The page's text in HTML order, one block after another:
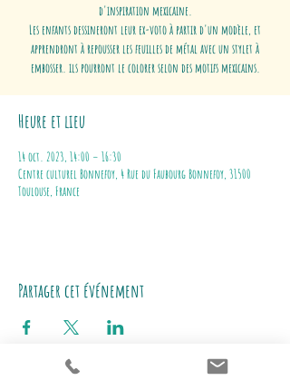
d'inspiration mexicaine.
Les enfants dessineront leur ex-voto à partir d'un modèle, et
apprendront à repousser les feuilles de métal avec un stylet à
embosser. ils pourront le colorer selon des motifs mexicains.
Heure et lieu
14 oct. 2023, 14:00 – 16:30
Centre culturel Bonnefoy, 4 Rue du Faubourg Bonnefoy, 31500
Toulouse, France
Partager cet événement